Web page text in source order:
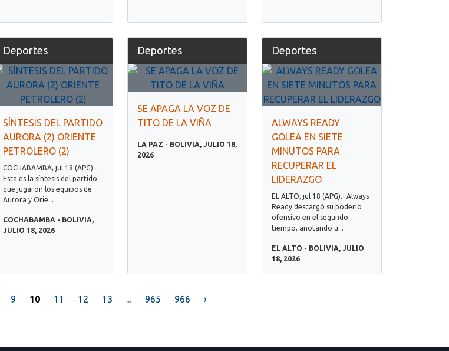
Deportes
SÍNTESIS DEL PARTIDO
AURORA (2) ORIENTE
PETROLERO (2)
COCHABAMBA, jul 18 (APG).-
Esta es la síntesis del partido
que jugaron los equipos de
Aurora y Orie...
COCHABAMBA - BOLIVIA,
JULIO 18, 2026
Deportes
SE APAGA LA VOZ DE
TITO DE LA VIÑA
LA PAZ - BOLIVIA, JULIO 18,
2026
Deportes
ALWAYS READY
GOLEA EN SIETE
MINUTOS PARA
RECUPERAR EL
LIDERAZGO
EL ALTO, jul 18 (APG).- Always
Ready descargó su poderío
ofensivo en el segundo
tiempo, anotando u...
EL ALTO - BOLIVIA, JULIO
18, 2026
9 10 11 12 13 ... 965 966 ›